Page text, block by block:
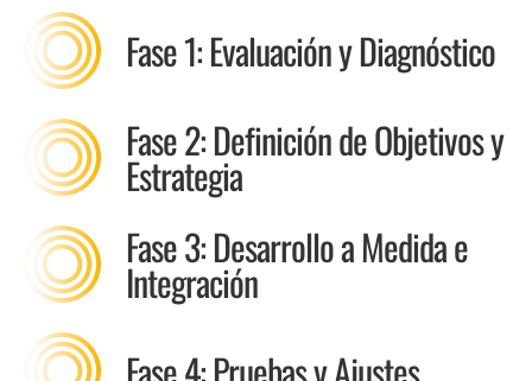
Fase 1: Evaluación y Diagnóstico
Fase 2: Definición de Objetivos y
Estrategia
Fase 3: Desarrollo a Medida e
Integración